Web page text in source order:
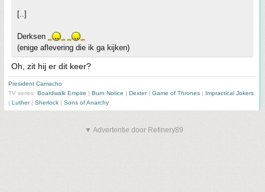
[..]
Derksen
(enige aflevering die ik ga kijken)
Oh, zit hij er dit keer?
President Camacho
TV series: Boardwalk Empire | Burn Notice | Dexter| Game of Thrones | Impractical Jokers
| Luther| Sherlock | Sons of Anarchy
▼ Advertentie door Refinery89